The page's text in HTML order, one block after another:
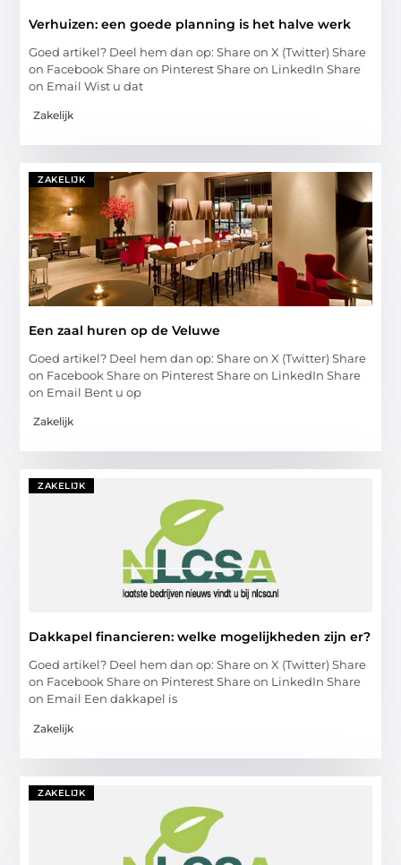
Verhuizen: een goede planning is het halve werk
Goed artikel? Deel hem dan op: Share on X (Twitter) Share
on Facebook Share on Pinterest Share on LinkedIn Share
on Email Wist u dat
Zakelijk
ZAKELIJK
Een zaal huren op de Veluwe
Goed artikel? Deel hem dan op: Share on X (Twitter) Share
on Facebook Share on Pinterest Share on LinkedIn Share
on Email Bent u op
Zakelijk
ZAKELIJK
Dakkapel financieren: welke mogelijkheden zijn er?
Goed artikel? Deel hem dan op: Share on X (Twitter) Share
on Facebook Share on Pinterest Share on LinkedIn Share
on Email Een dakkapel is
Zakelijk
ZAKELIJK